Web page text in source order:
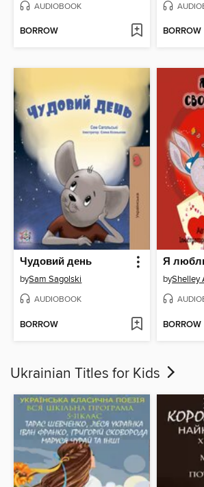
AUDIOBOOK
BORROW BORROW
Чудовий день
bySam Sagolski
AUDIOBOOK
BORROW
byShelley
BORROW
Ukrainian Titles for Kids